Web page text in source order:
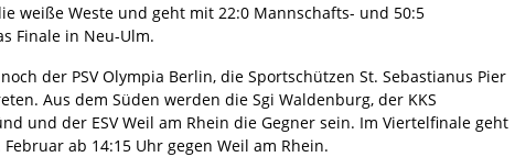
weiße Weste und geht mit 22:0 Mannschafts- und 50:5
Finale in Neu-Ulm.
der PSV Olympia Berlin, die Sportschützen St. Sebastianus Pier
Aus dem Süden werden die Sgi Waldenburg, der KKS
und der ESV Weil am Rhein die Gegner sein. Im Viertelfinale geht
ab 14:15 Uhr gegen Weil am Rhein.